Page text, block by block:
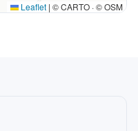
Leaflet | © CARTO · © OSM